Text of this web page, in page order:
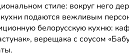
стиле: вокруг него
подаются вежливым
белорусскую кухню:
верещака с соусом